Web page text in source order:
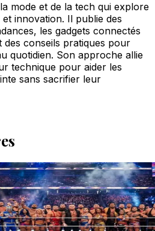
mode et de la tech qui explore
innovation. Il publie des
les gadgets connectés
conseils pratiques pour
quotidien. Son approche allie
technique pour aider les
sans sacrifier leur